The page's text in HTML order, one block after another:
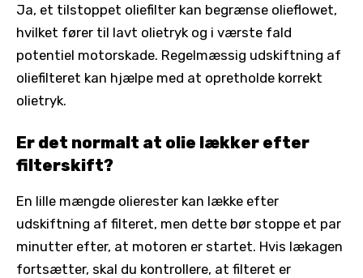
Ja, et tilstoppet oliefilter kan begrænse olieflowet,
hvilket fører til lavt olietryk og i værste fald
potentiel motorskade. Regelmæssig udskiftning af
oliefilteret kan hjælpe med at opretholde korrekt
olietryk.
Er det normalt at olie lækker efter
filterskift?
En lille mængde olierester kan lække efter
udskiftning af filteret, men dette bør stoppe et par
minutter efter, at motoren er startet. Hvis lækagen
fortsætter, skal du kontrollere, at filteret er